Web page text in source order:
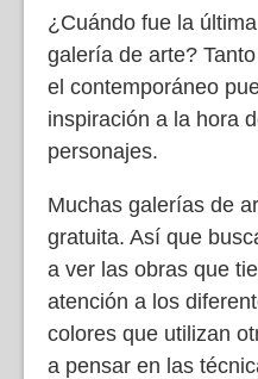
¿Cuándo fue la
galería de arte?
el contemporáneo
inspiración a la hora
personajes.
Muchas galerías de
gratuita. Así que
a ver las obras que
atención a los
colores que utilizan
a pensar en las